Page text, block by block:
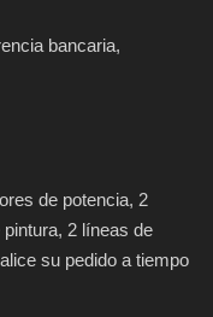
bancaria,
de potencia, 2
2 líneas de
su pedido a tiempo